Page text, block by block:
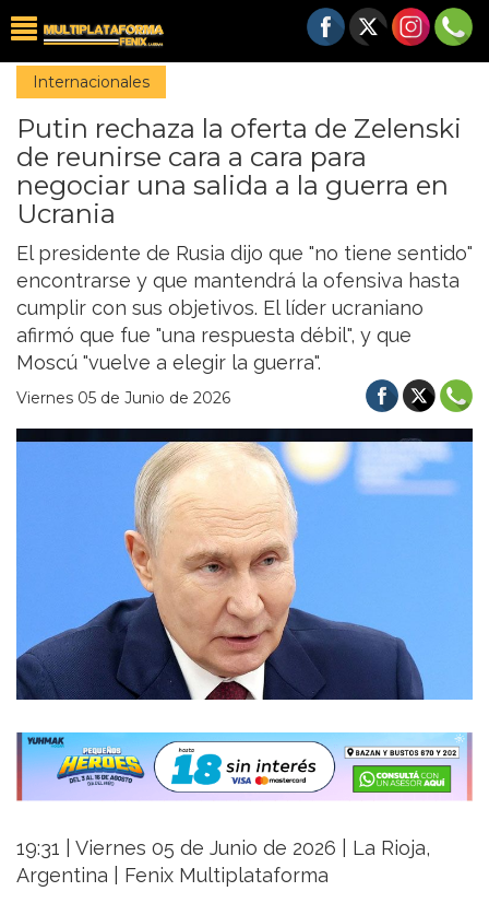
Internacionales
Putin rechaza la oferta de Zelenski
de reunirse cara a cara para
negociar una salida a la guerra en
Ucrania
El presidente de Rusia dijo que "no tiene sentido"
encontrarse y que mantendrá la ofensiva hasta
cumplir con sus objetivos. El líder ucraniano
afirmó que fue "una respuesta débil", y que
Moscú "vuelve a elegir la guerra".
Viernes 05 de Junio de 2026
19:31 | Viernes 05 de Junio de 2026 | La Rioja,
Argentina | Fenix Multiplataforma